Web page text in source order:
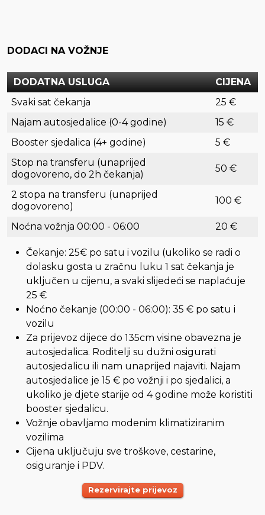
DODACI NA VOŽNJE
DODATNA USLUGA
CIJENA
Svaki sat čekanja
25 €
Najam autosjedalice (0-4 godine)
15 €
Booster sjedalica (4+ godine)
5 €
Stop na transferu (unaprijed
dogovoreno, do 2h čekanja)
50 €
2 stopa na transferu (unaprijed
dogovoreno)
100 €
Noćna vožnja 00:00 - 06:00 20 €
Čekanje: 25€ po satu i vozilu (ukoliko se radi o
dolasku gosta u zračnu luku 1 sat čekanja je
uključen u cijenu, a svaki slijedeći se naplaćuje
25 €
Noćno čekanje (00:00 - 06:00): 35 € po satu i
vozilu
Za prijevoz dijece do 135cm visine obavezna je
autosjedalica. Roditelji su dužni osigurati
autosjedalicu ili nam unaprijed najaviti. Najam
autosjedalice je 15 € po vožnji i po sjedalici, a
ukoliko je djete starije od 4 godine može koristiti
booster sjedalicu.
Vožnje obavljamo modenim klimatiziranim
vozilima
Cijena uključuju sve troškove, cestarine,
osiguranje i PDV.
Rezervirajte prijevoz